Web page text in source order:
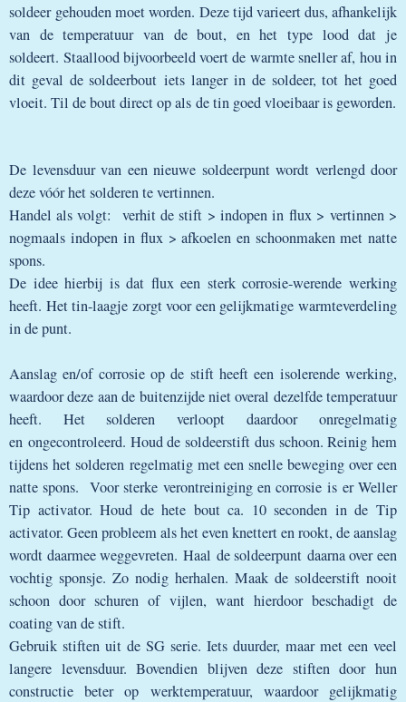
soldeer gehouden moet worden. Deze tijd varieert dus, afhankelijk
van de temperatuur van de bout, en het type lood dat je
soldeert. Staallood bijvoorbeeld voert de warmte sneller af, hou in
dit geval de soldeerbout iets langer in de soldeer, tot het goed
vloeit. Til de bout direct op als de tin goed vloeibaar is geworden.
De levensduur van een nieuwe soldeerpunt wordt verlengd door
deze vóór het solderen te vertinnen.
Handel als volgt: verhit de stift > indopen in flux > vertinnen >
nogmaals indopen in flux > afkoelen en schoonmaken met natte
spons.
De idee hierbij is dat flux een sterk corrosie-werende werking
heeft. Het tin-laagje zorgt voor een gelijkmatige warmteverdeling
in de punt.
Aanslag en/of corrosie op de stift heeft een isolerende werking,
waardoor deze aan de buitenzijde niet overal dezelfde temperatuur
heeft. Het solderen verloopt daardoor onregelmatig
en ongecontroleerd. Houd de soldeerstift dus schoon. Reinig hem
tijdens het solderen regelmatig met een snelle beweging over een
natte spons. Voor sterke verontreiniging en corrosie is er Weller
Tip activator. Houd de hete bout ca. 10 seconden in de Tip
activator. Geen probleem als het even knettert en rookt, de aanslag
wordt daarmee weggevreten. Haal de soldeerpunt daarna over een
vochtig sponsje. Zo nodig herhalen. Maak de soldeerstift nooit
schoon door schuren of vijlen, want hierdoor beschadigt de
coating van de stift.
Gebruik stiften uit de SG serie. Iets duurder, maar met een veel
langere levensduur. Bovendien blijven deze stiften door hun
constructie beter op werktemperatuur, waardoor gelijkmatig